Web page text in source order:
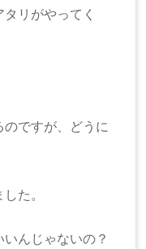
リがやってく
ですが、どうに
た。
んじゃないの？